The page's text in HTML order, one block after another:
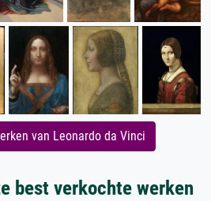
van Leonardo da Vinci
best verkochte werken